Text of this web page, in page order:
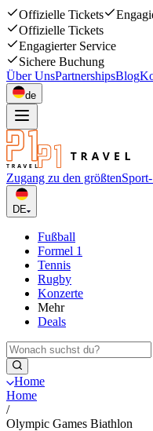
Offizielle Tickets
Offizielle Tickets
Engagierter Service
Sichere Buchung
Über UnsPartnershipsBlog
de
Zugang zu den größten
DE
Fußball
Formel 1
Tennis
Rugby
Konzerte
Mehr
Deals
Home
Home
/
Olympic Games Biathlon